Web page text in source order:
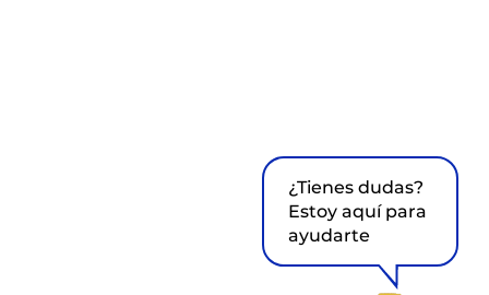
¿Tienes dudas?
Estoy aquí para
ayudarte